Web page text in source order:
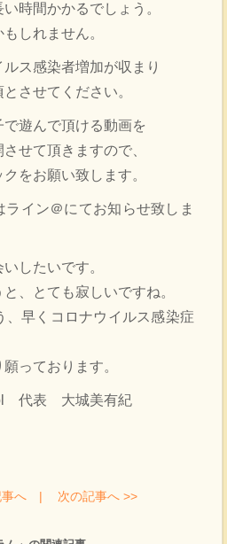
時間かかるでしょう。
しれません。
ス感染者増加が収まり
させてください。
遊んで頂ける動画を
せて頂きますので、
をお願い致します。
ライン＠にてお知らせ致しま
したいです。
、とても寂しいですね。
、早くコロナウイルス感染症
っております。
代表 大城美有紀
事へ | 次の記事へ >>